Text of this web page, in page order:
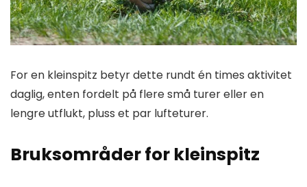
For en kleinspitz betyr dette rundt én times aktivitet
daglig, enten fordelt på flere små turer eller en
lengre utflukt, pluss et par lufteturer.
Bruksområder for kleinspitz